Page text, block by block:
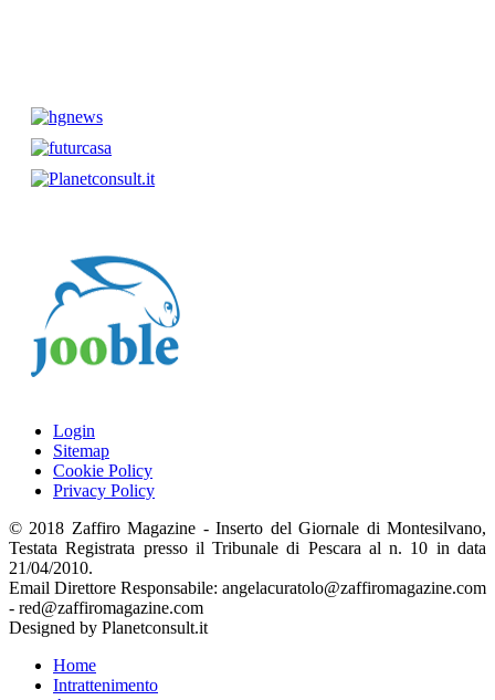
Login
Sitemap
Cookie Policy
Privacy Policy
© 2018 Zaffiro Magazine - Inserto del Giornale di Montesilvano,
Testata Registrata presso il Tribunale di Pescara al n. 10 in data
21/04/2010.
Email Direttore Responsabile: angelacuratolo@zaffiromagazine.com
- red@zaffiromagazine.com
Designed by Planetconsult.it
Home
Intrattenimento